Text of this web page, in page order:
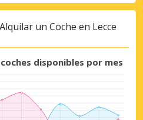
un Coche en Lecce
disponibles por mes